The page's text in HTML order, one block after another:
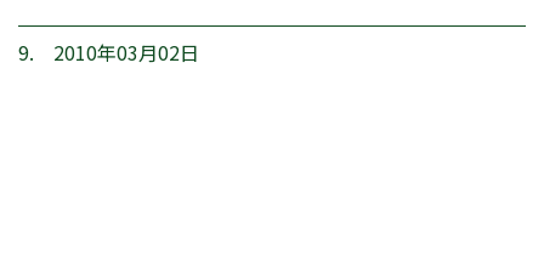
9. 2010年03月02日